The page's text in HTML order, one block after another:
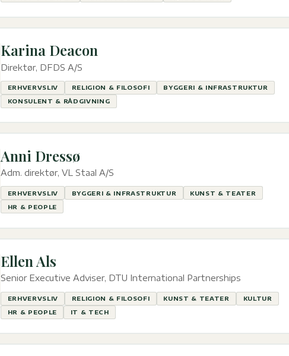
Karina Deacon
Direktør, DFDS A/S
ERHVERVSLIV RELIGION & FILOSOFI
BYGGERI & INFRASTRUKTUR
KONSULENT & RÅDGIVNING
Anni Dressø
Adm. direktør, VL Staal A/S
ERHVERVSLIV BYGGERI & INFRASTRUKTUR
KUNST & TEATER
HR & PEOPLE
Ellen Als
Senior Executive Adviser, DTU International Partnerships
ERHVERVSLIV RELIGION & FILOSOFI KUNST & TEATER
KULTUR
HR & PEOPLE
IT & TECH